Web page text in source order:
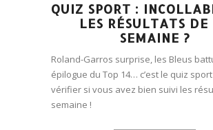
QUIZ SPORT :
LES RÉSULTATS DE
SEMAINE ?
Roland-Garros surprise, les Bleus
épilogue du Top 14… c’est le quiz
vérifier si vous avez bien suivi les
semaine !